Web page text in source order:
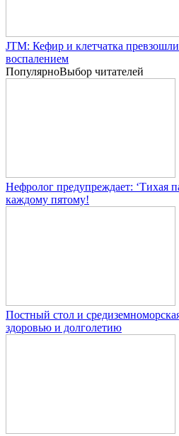
JTM: Кефир и клетчатка
воспалением
ПопулярноВыбор читателей
Нефролог предупреждает: ‘Тихая
каждому пятому!
Постный стол и
здоровью и долголетию